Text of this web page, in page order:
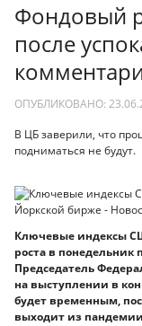
Фондовый
после
ОПУБЛИКОВАНО:
В ЦБ заверили, что
подниматься не будут.
Ключевые индексы
роста в
Председатель
на выступлении в
будет временным,
выходит из